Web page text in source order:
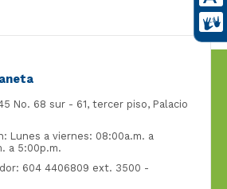
No. 68 sur - 61, tercer piso, Palacio
Lunes a viernes: 08:00a.m. a
a 5:00p.m.
604 4406809 ext. 3500 -